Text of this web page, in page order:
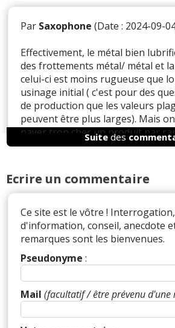
Par Saxophone(Date : 2024-09-
Effectivement, le métal bien
des frottements métal/ métal et
celui-ci est moins rugueuse que
usinage initial ( c'est pour des
de production que les valeurs
peuvent être plus larges). Mais
payer trop cher un produit par
de marque qu'il veut donner (
Il est parfois notable d'observer
est celle qui sert de report d'usure.
chère à usiner et en main
Si je devais recommander une
respecter les prescriptions du
les huiles moteur (viscosité et
durées de maintenance (tant en
année sans oublier le changement
marque des fluides, si on
Suitedes
Ecrire un commentaire
Ce site est le vôtre !
d'information, conseil, anecdote
remarques sont les bienvenues.
Pseudonyme :
Mail (facultatif / être prévenu d'une